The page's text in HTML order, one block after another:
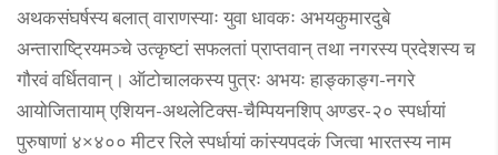
अथकसंघर्षस्य बलात् वाराणस्याः युवा धावकः अभयकुमारदुबे
अन्ताराष्ट्रियमञ्चे उत्कृष्टां सफलतां प्राप्तवान् तथा नगरस्य प्रदेशस्य च
गौरवं वर्धितवान्। ऑटोचालकस्य पुत्रः अभयः हाङ्काङ्ग-नगरे
आयोजितायाम् एशियन-अथलेटिक्स-चैम्पियनशिप् अण्डर-२० स्पर्धायां
पुरुषाणां ४×४०० मीटर रिले स्पर्धायां कांस्यपदकं जित्वा भारतस्य नाम